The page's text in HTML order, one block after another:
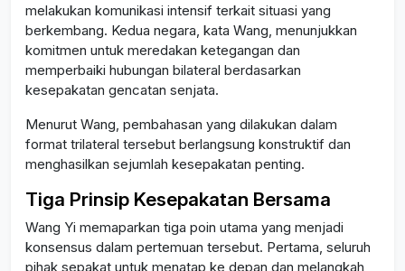
melakukan komunikasi intensif terkait situasi yang
berkembang. Kedua negara, kata Wang, menunjukkan
komitmen untuk meredakan ketegangan dan
memperbaiki hubungan bilateral berdasarkan
kesepakatan gencatan senjata.
Menurut Wang, pembahasan yang dilakukan dalam
format trilateral tersebut berlangsung konstruktif dan
menghasilkan sejumlah kesepakatan penting.
Tiga Prinsip Kesepakatan Bersama
Wang Yi memaparkan tiga poin utama yang menjadi
konsensus dalam pertemuan tersebut. Pertama, seluruh
pihak sepakat untuk menatap ke depan dan melangkah